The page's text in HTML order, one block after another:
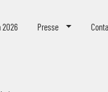
2026 Presse